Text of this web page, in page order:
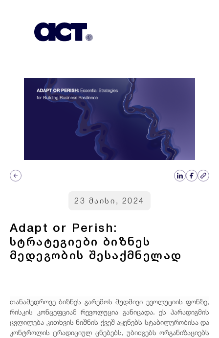
23 მაისი, 2024
Adapt or Perish:
სტრატეგიები ბიზნეს
მედეგობის შესაქმნელად
თანამედროვე ბიზნეს გარემოს მუდმივი ევოლუციის ფონზე,
რისკის კონცეფციამ რევოლუცია განიცადა. ეს პარადიგმის
ცვლილება კითხვის ნიშნის ქვეშ აყენებს სტაბილურობისა და
კონტროლის ტრადიციულ ცნებებს, უბიძგებს ორგანიზაციებს